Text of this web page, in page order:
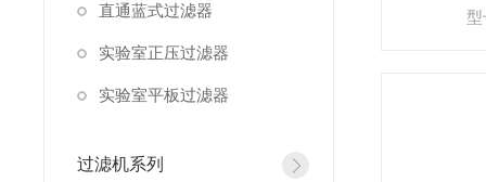
直通蓝式过滤器
实验室正压过滤器
实验室平板过滤器
过滤机系列
型